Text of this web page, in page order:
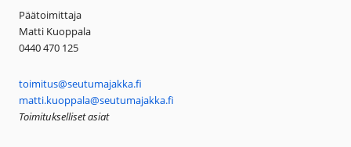
Päätoimittaja
Matti Kuoppala
0440 470 125
toimitus@seutumajakka.fi
matti.kuoppala@seutumajakka.fi
Toimitukselliset asiat